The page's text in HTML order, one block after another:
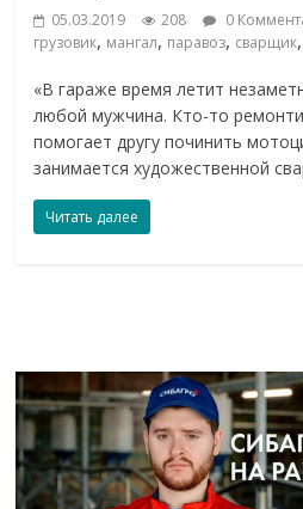
05.03.2019 208 0
грузовик, мангал, паравоз, сварщик
«В гараже время летит
любой мужчина. Кто-то
помогает другу починить
занимается художественной
Читать далее